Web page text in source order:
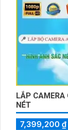
LẮP CAMERA
NÉT
7,399,200 ₫